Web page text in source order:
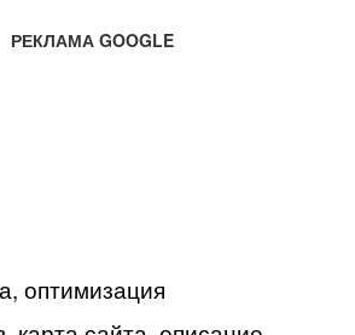
РЕКЛАМА GOOGLE
оптимизация